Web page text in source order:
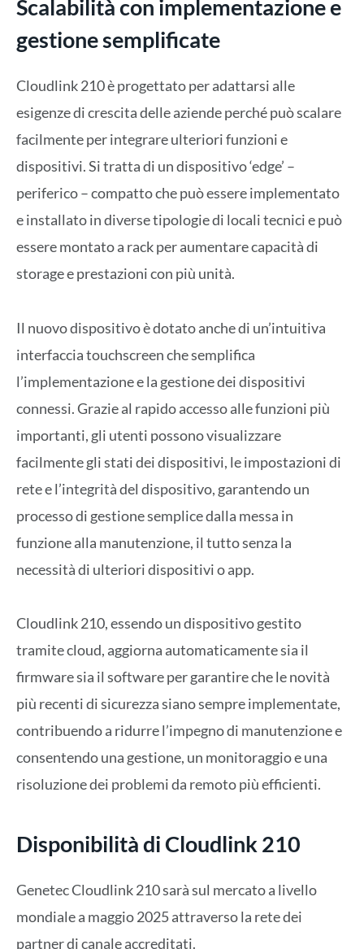
Scalabilità con implementazione e
gestione semplificate
Cloudlink 210 è progettato per adattarsi alle
esigenze di crescita delle aziende perché può scalare
facilmente per integrare ulteriori funzioni e
dispositivi. Si tratta di un dispositivo ‘edge’ –
periferico – compatto che può essere implementato
e installato in diverse tipologie di locali tecnici e può
essere montato a rack per aumentare capacità di
storage e prestazioni con più unità.
Il nuovo dispositivo è dotato anche di un’intuitiva
interfaccia touchscreen che semplifica
l’implementazione e la gestione dei dispositivi
connessi. Grazie al rapido accesso alle funzioni più
importanti, gli utenti possono visualizzare
facilmente gli stati dei dispositivi, le impostazioni di
rete e l’integrità del dispositivo, garantendo un
processo di gestione semplice dalla messa in
funzione alla manutenzione, il tutto senza la
necessità di ulteriori dispositivi o app.
Cloudlink 210, essendo un dispositivo gestito
tramite cloud, aggiorna automaticamente sia il
firmware sia il software per garantire che le novità
più recenti di sicurezza siano sempre implementate,
contribuendo a ridurre l’impegno di manutenzione e
consentendo una gestione, un monitoraggio e una
risoluzione dei problemi da remoto più efficienti.
Disponibilità diCloudlink 210
Genetec Cloudlink 210 sarà sul mercato a livello
mondiale a maggio 2025 attraverso la rete dei
partner di canale accreditati.